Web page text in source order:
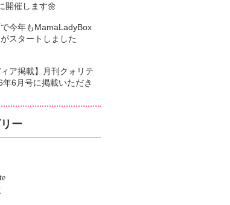
開催します🌼
今年もMamaLadyBox
スタートしました
ィア掲載】月刊クォリテ
年6月号に掲載いただき
ー